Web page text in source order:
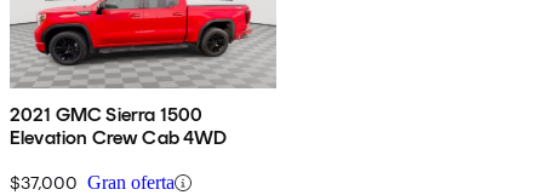
2021 GMC Sierra 1500
Elevation Crew Cab 4WD
$37,000 Gran oferta